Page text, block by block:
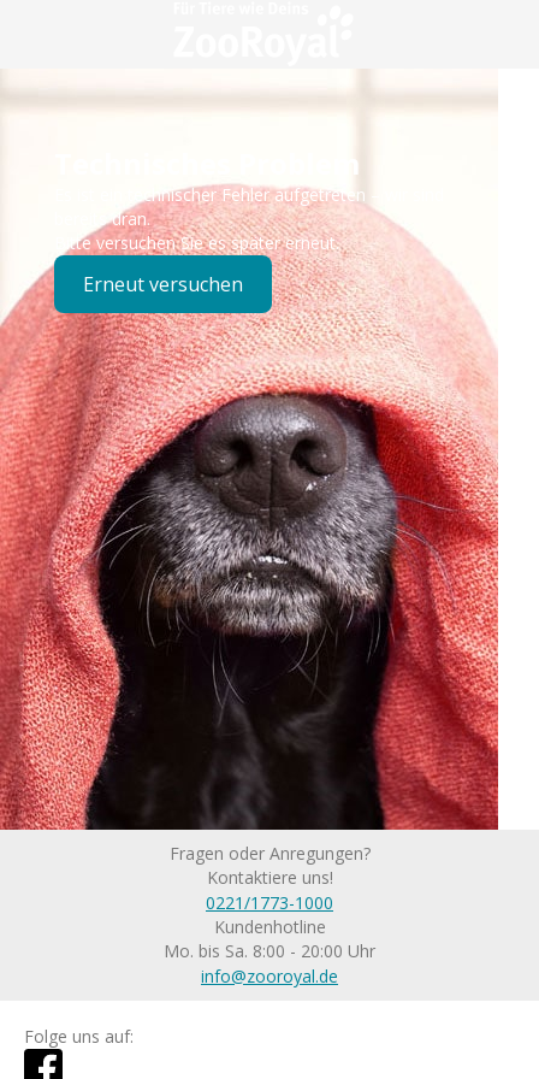
Technisches Problem
Es ist ein technischer Fehler aufgetreten – wir sind
bereits dran.
Bitte versuchen Sie es später erneut.
Erneut versuchen
Fragen oder Anregungen?
Kontaktiere uns!
0221/1773-1000
Kundenhotline
Mo. bis Sa. 8:00 - 20:00 Uhr
info@zooroyal.de
Folge uns auf: